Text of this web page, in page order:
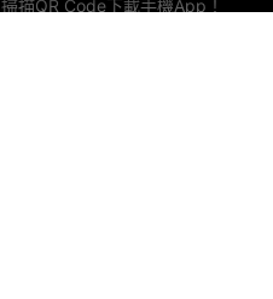
掃描QR Code下載手機App！